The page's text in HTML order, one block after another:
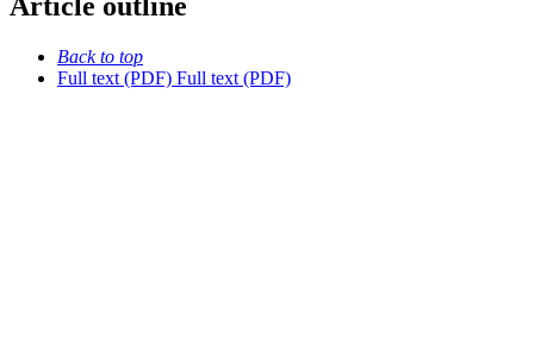
Back to top
Full text (PDF) Full text (PDF)